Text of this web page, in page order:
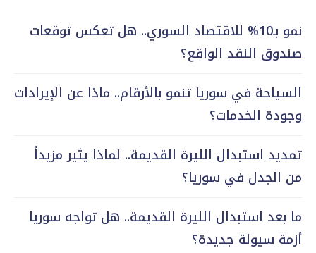
نمو بـ10% للاقتصاد السوري.. هل تعكس توقعات
صندوق النقد الواقع؟
السياحة في سوريا تنمو بالأرقام.. ماذا عن الإيرادات
وجودة الخدمات؟
تمديد استبدال الليرة القديمة.. لماذا يثير مزيداً
من الجدل في سوريا؟
ما بعد استبدال الليرة القديمة.. هل تواجه سوريا
أزمة سيولة جديدة؟